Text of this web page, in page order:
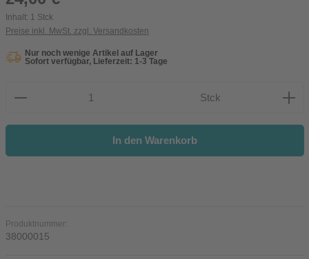
Inhalt: 1 Stck
Preise inkl. MwSt. zzgl. Versandkosten
Nur noch wenige Artikel auf Lager
Sofort verfügbar, Lieferzeit: 1-3 Tage
Produkt Anzahl: Gib den gewünschten Wert ein oder
Stck
In den Warenkorb
Produktnummer:
38000015